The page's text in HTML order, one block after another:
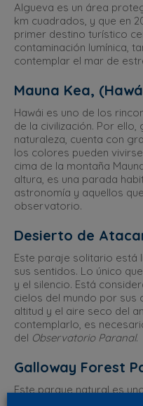
Algueva es un área
km cuadrados, y que en
primer destino turístico
contaminación lumínica,
contemplar el mar de
Mauna Kea,
Hawái es uno de los
de la civilización. Por
naturaleza, cuenta con
los colores pueden
cima de la montaña
altura, es una parada
astronomía y aquellos
observatorio.
Desierto de
Este paraje solitario está
sus sentidos. Lo único
y el silencio. Está
cielos del mundo por sus
altitud y el aire seco del
contemplarlo, es
del Observatorio Paranal.
Galloway Forest
Este parque natural es